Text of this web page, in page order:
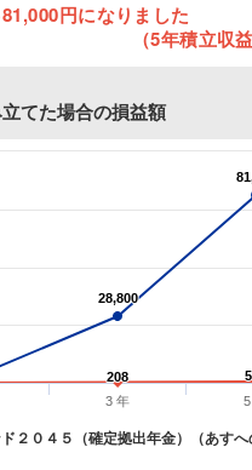
円になりました
（5年積立収
てた場合の損益額
28,800
28,800
208
208
２０４５（確定拠出年金）（あす
3 年